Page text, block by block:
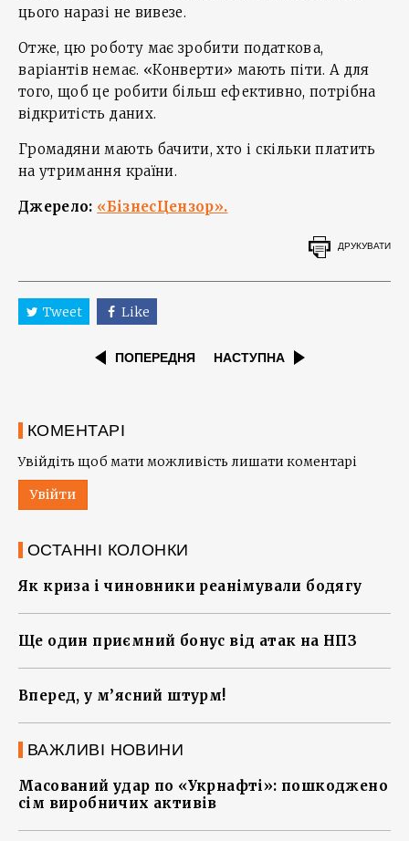
цього наразі не вивезе.
Отже, цю роботу має зробити податкова,
варіантів немає. «Конверти» мають піти. А для
того, щоб це робити більш ефективно, потрібна
відкритість даних.
Громадяни мають бачити, хто і скільки платить
на утримання країни.
Джерело: «БізнесЦензор».
ДРУКУВАТИ
Tweet Like
ПОПЕРЕДНЯ НАСТУПНА
КОМЕНТАРІ
Увійдіть щоб мати можливість лишати коментарі
Увійти
ОСТАННІ КОЛОНКИ
Як криза і чиновники реанімували бодягу
Ще один приємний бонус від атак на НПЗ
Вперед, у м’ясний штурм!
ВАЖЛИВІ НОВИНИ
Масований удар по «Укрнафті»: пошкоджено
сім виробничих активів